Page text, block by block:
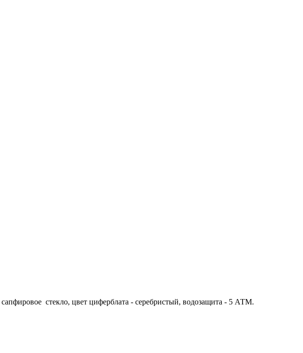
стекло, цвет циферблата - серебристый, водозащита - 5 АТМ.